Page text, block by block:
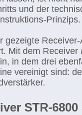
und der
Prinzips.
gezeigte
Mit dem
in dem drei
vereinigt sind:
STR-